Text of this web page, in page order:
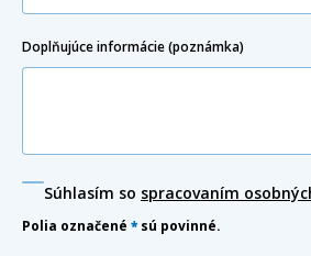
Doplňujúce informácie (poznámka)
Súhlasím so spracovaním
Polia označené * sú povinné.